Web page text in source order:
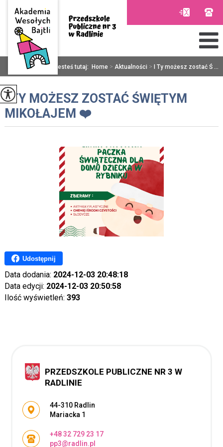
Jesteś tutaj: Home > Aktualności > I Ty możesz zostać Ś ...
I TY MOŻESZ ZOSTAĆ ŚWIĘTYM
MIKOŁAJEM ❤️
Udostępnij
Data dodania: 2024-12-03 20:48:18
Data edycji: 2024-12-03 20:50:58
Ilość wyświetleń: 393
PRZEDSZKOLE PUBLICZNE NR 3 W
RADLINIE
Adres pocztowy:
44-310 Radlin
Mariacka 1
+48 32 729 23 17
pp3@radlin.pl